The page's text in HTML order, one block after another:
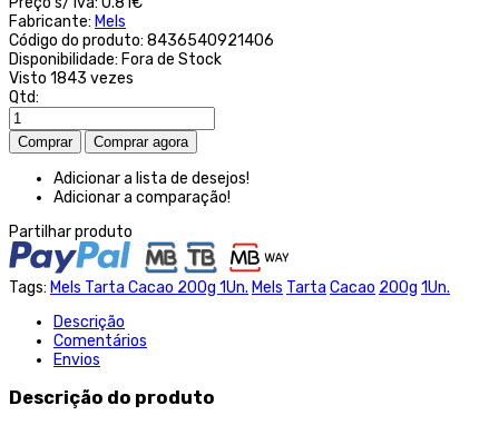
Fabricante: Mels
Código do produto: 8436540921406
Disponibilidade: Fora de Stock
Visto 1843 vezes
Qtd:
Adicionar a lista de desejos!
Adicionar a comparação!
Partilhar produto
Tags: Mels Tarta Cacao 200g 1Un. Mels Tarta Cacao 200g 1Un.
Descrição
Comentários
Envios
Descrição do produto